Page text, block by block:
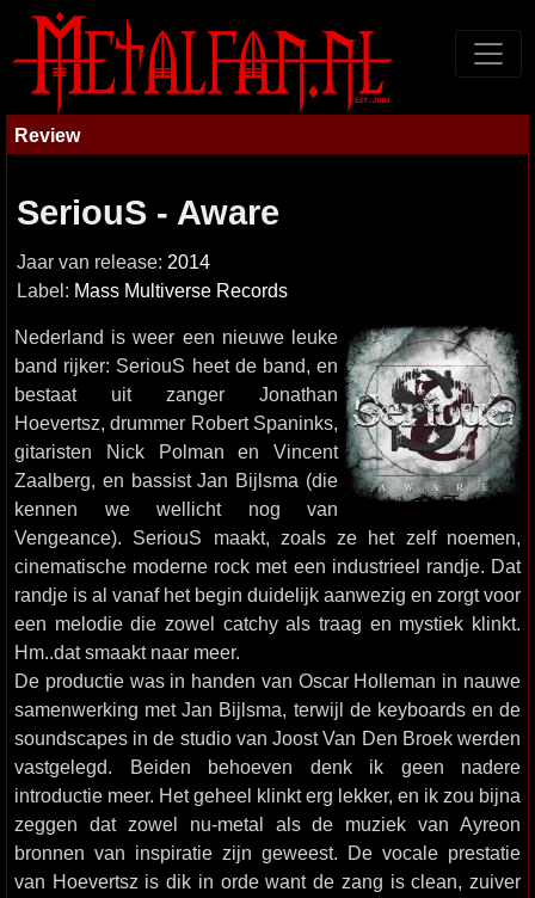
Review
SeriouS - Aware
Jaar van release: 2014
Label: Mass Multiverse Records
Nederland is weer een nieuwe leuke
band rijker: SeriouS heet de band, en
bestaat uit zanger Jonathan
Hoevertsz, drummer Robert Spaninks,
gitaristen Nick Polman en Vincent
Zaalberg, en bassist Jan Bijlsma (die
kennen we wellicht nog van
Vengeance). SeriouS maakt, zoals ze het zelf noemen,
cinematische moderne rock met een industrieel randje. Dat
randje is al vanaf het begin duidelijk aanwezig en zorgt voor
een melodie die zowel catchy als traag en mystiek klinkt.
Hm..dat smaakt naar meer.
De productie was in handen van Oscar Holleman in nauwe
samenwerking met Jan Bijlsma, terwijl de keyboards en de
soundscapes in de studio van Joost Van Den Broek werden
vastgelegd. Beiden behoeven denk ik geen nadere
introductie meer. Het geheel klinkt erg lekker, en ik zou bijna
zeggen dat zowel nu-metal als de muziek van Ayreon
bronnen van inspiratie zijn geweest. De vocale prestatie
van Hoevertsz is dik in orde want de zang is clean, zuiver